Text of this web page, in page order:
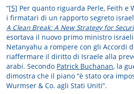
“[5] Per quanto riguarda Perle, Feith e
i firmatari di un rapporto segreto
A Clean Break: A New Strategy for
esortava il nuovo primo ministro
Netanyahu a rompere con gli Accordi
riaffermare il diritto di Israele alla
arabi. Secondo Patrick Buchanan, la
dimostra che il piano “è stato ora
Wurmser & Co. agli Stati Uniti”.